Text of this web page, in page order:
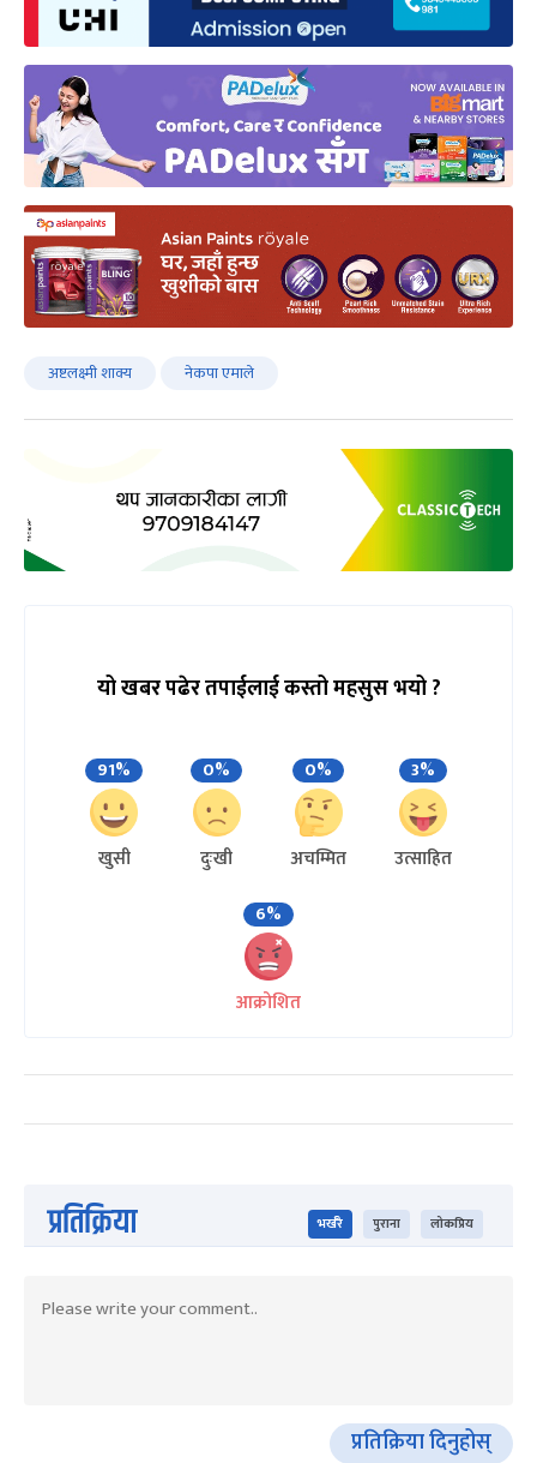
अष्टलक्ष्मी शाक्य नेकपा एमाले
यो खबर पढेर तपाईलाई कस्तो महसुस भयो ?
91%
खुसी
0%
दुःखी
0%
अचम्मित
3%
उत्साहित
6%
आक्रोशित
प्रतिक्रिया भर्खरै पुराना लोकप्रिय
प्रतिक्रिया दिनुहोस्